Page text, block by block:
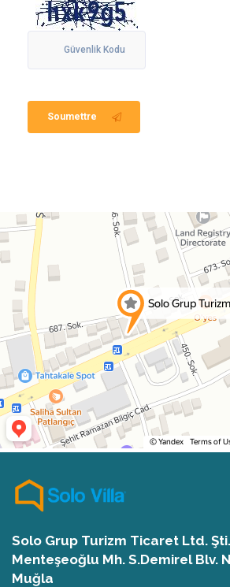
Soumettre
Solo Grup Turizm Ticaret Ltd. Şti.
Menteşeoğlu Mh. S.Demirel Blv.
Muğla